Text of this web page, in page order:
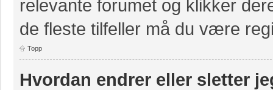
relevante forumet og klikker
de fleste tilfeller må du være
Topp
Hvordan endrer eller sletter